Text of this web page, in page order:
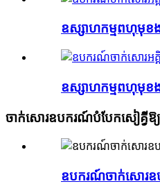
ឧស្សាហកម្មពហុមុខង
ឧស្សាហកម្មពហុមុខង
ចាក់សោរឧបករណ៍បំបែកសៀគ្វី
ឧបករណ៍ចាក់សោរឧ